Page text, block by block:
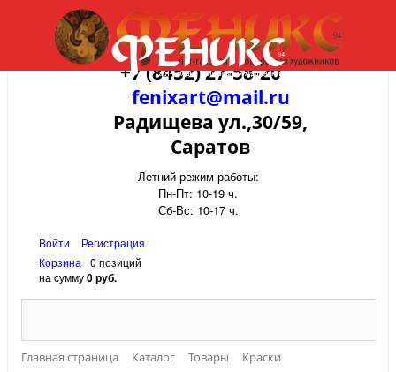
+7 (8452) 27-58-20
fenixart@mail.ru
Радищева ул.,30/59,
Саратов
Летний режим работы:
Пн-Пт: 10-19 ч.
Сб-Вс: 10-17 ч.
Войти
Регистрация
Корзина
0 позиций
на сумму0 руб.
Главная страница Каталог Товары
Краски